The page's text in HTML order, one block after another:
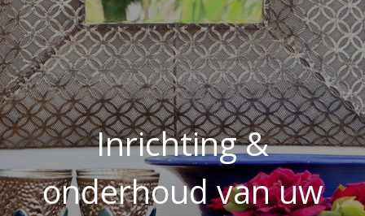
Inrichting &
onderhoud van uw